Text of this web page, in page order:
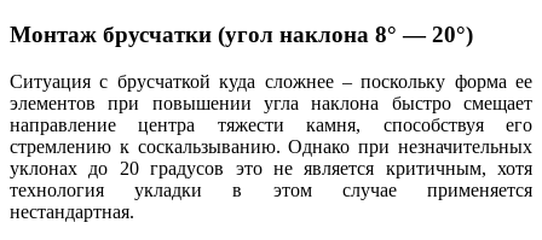
Монтаж брусчатки (угол наклона 8° — 20°)
Ситуация с брусчаткой куда сложнее – поскольку форма ее
элементов при повышении угла наклона быстро смещает
направление центра тяжести камня, способствуя его
стремлению к соскальзыванию. Однако при незначительных
уклонах до 20 градусов это не является критичным, хотя
технология укладки в этом случае применяется
нестандартная.